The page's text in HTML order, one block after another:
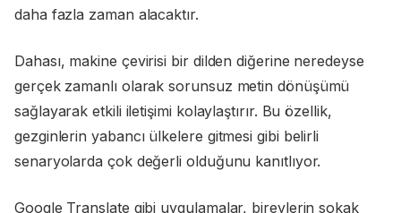
daha fazla zaman alacaktır.
Dahası, makine çevirisi bir dilden diğerine neredeyse
gerçek zamanlı olarak sorunsuz metin dönüşümü
sağlayarak etkili iletişimi kolaylaştırır. Bu özellik,
gezginlerin yabancı ülkelere gitmesi gibi belirli
senaryolarda çok değerli olduğunu kanıtlıyor.
Google Translate gibi uygulamalar, bireylerin sokak